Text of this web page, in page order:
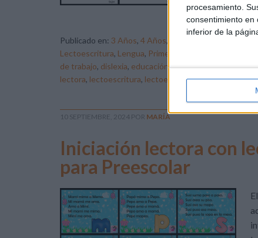
procesamiento.
consentimiento en
inferior de la
Publicado en: 3 Años, 4 Años,
Lectoescritura, Lengua, Primer Ciclo
de trabajo, dislexia, educación infantil,educación
lectora, lectoescritura, lectoescritura Infantil,lengua
10 SEPTIEMBRE, 2024 POR MARÍA
Iniciación lectora con
para Preescolar